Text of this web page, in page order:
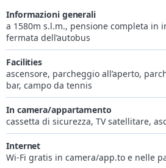
Informazioni generali
a 1580m s.l.m., pensione completa in
fermata dell’autobus
Facilities
ascensore, parcheggio all’aperto,
bar, campo da tennis
In camera/appartamento
cassetta di sicurezza, TV satellitare,
Internet
Wi-Fi gratis in camera/app.to e nelle